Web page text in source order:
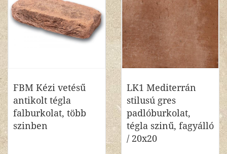
FBM Kézi vetésű
antikolt tégla
falburkolat, több
szinben
LK1 Mediterrán
stilusú gres
padlóburkolat,
tégla szinű, fagyálló
/ 20x20